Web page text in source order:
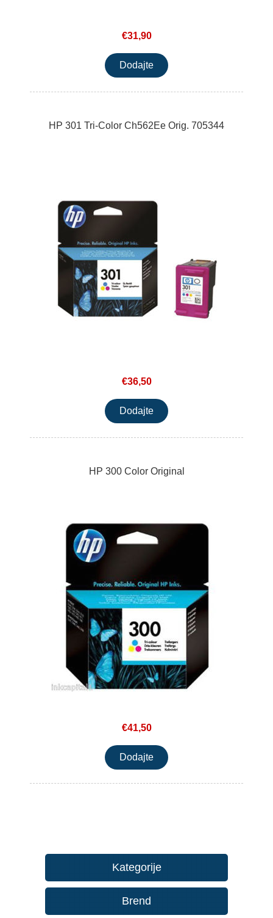
€31,90
HP 301 Tri-Color Ch562Ee Orig. 705344
€36,50
HP 300 Color Original
€41,50
Kategorije
Brend